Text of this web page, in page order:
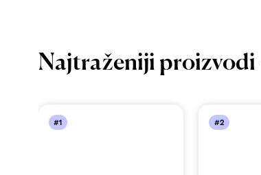
Najtraženiji proizvodi
#1 #2